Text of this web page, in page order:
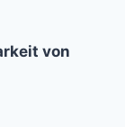
von